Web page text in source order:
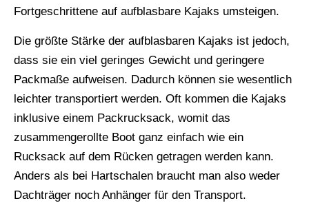
Fortgeschrittene auf aufblasbare Kajaks umsteigen.
Die größte Stärke der aufblasbaren Kajaks ist jedoch,
dass sie ein viel geringes Gewicht und geringere
Packmaße aufweisen. Dadurch können sie wesentlich
leichter transportiert werden. Oft kommen die Kajaks
inklusive einem Packrucksack, womit das
zusammengerollte Boot ganz einfach wie ein
Rucksack auf dem Rücken getragen werden kann.
Anders als bei Hartschalen braucht man also weder
Dachträger noch Anhänger für den Transport.